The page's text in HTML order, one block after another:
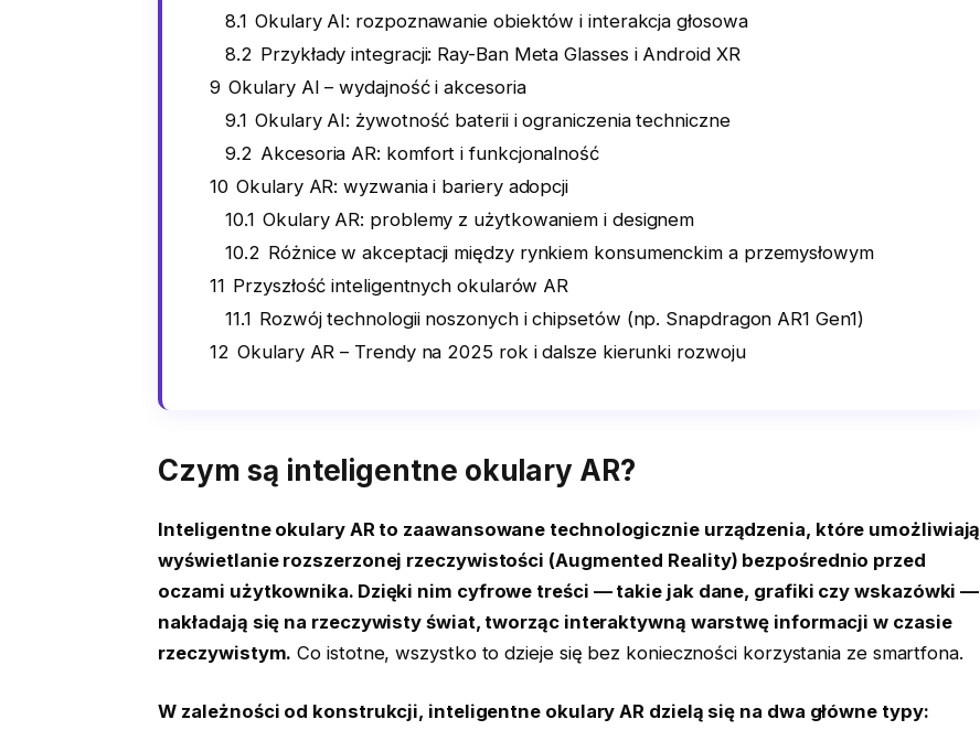
8.1 Okulary AI: rozpoznawanie obiektów i interakcja głosowa
8.2 Przykłady integracji: Ray-Ban Meta Glasses i Android XR
9 Okulary AI – wydajność i akcesoria
9.1 Okulary AI: żywotność baterii i ograniczenia techniczne
9.2 Akcesoria AR: komfort i funkcjonalność
10 Okulary AR: wyzwania i bariery adopcji
10.1 Okulary AR: problemy z użytkowaniem i designem
10.2 Różnice w akceptacji między rynkiem konsumenckim a przemysłowym
11 Przyszłość inteligentnych okularów AR
11.1 Rozwój technologii noszonych i chipsetów (np. Snapdragon AR1 Gen1)
12 Okulary AR – Trendy na 2025 rok i dalsze kierunki rozwoju
Czym są inteligentne okulary AR?
Inteligentne okulary AR to zaawansowane technologicznie urządzenia, które umożliwiają
wyświetlanie rozszerzonej rzeczywistości (Augmented Reality) bezpośrednio przed
oczami użytkownika. Dzięki nim cyfrowe treści — takie jak dane, grafiki czy wskazówki —
nakładają się na rzeczywisty świat, tworząc interaktywną warstwę informacji w czasie
rzeczywistym. Co istotne, wszystko to dzieje się bez konieczności korzystania ze smartfona.
W zależności od konstrukcji, inteligentne okulary AR dzielą się na dwa główne typy: